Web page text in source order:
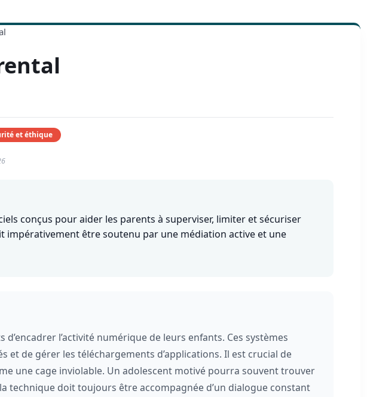
et éthique
conçus pour aider les parents à superviser, limiter et sécuriser
impérativement être soutenu par une médiation active et une
l’activité numérique de leurs enfants. Ces systèmes
et de gérer les téléchargements d’applications. Il est crucial de
une cage inviolable. Un adolescent motivé pourra souvent trouver
technique doit toujours être accompagnée d’un dialogue constant